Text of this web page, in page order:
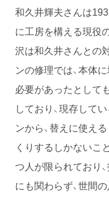
和久井輝夫さんは
に工房を構える現役
沢は和久井さんとの
ンの修理では、本体
必要があったとして
しており、現存して
ンから、替えに使え
くりするしかないこ
つ人が限られており
にも関わらず、世間